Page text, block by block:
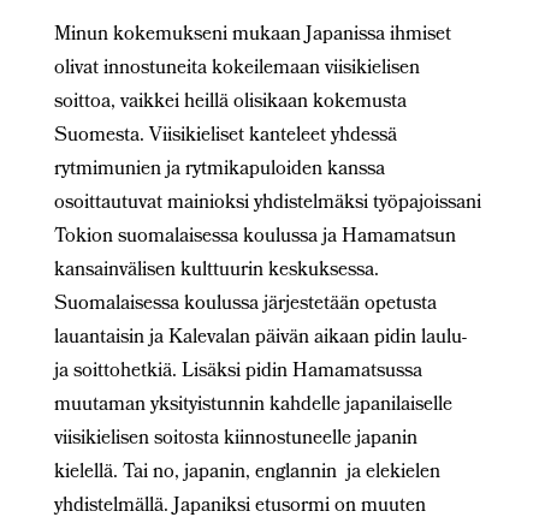
Minun kokemukseni mukaan Japanissa ihmiset
olivat innostuneita kokeilemaan viisikielisen
soittoa, vaikkei heillä olisikaan kokemusta
Suomesta. Viisikieliset kanteleet yhdessä
rytmimunien ja rytmikapuloiden kanssa
osoittautuvat mainioksi yhdistelmäksi työpajoissani
Tokion suomalaisessa koulussa ja Hamamatsun
kansainvälisen kulttuurin keskuksessa.
Suomalaisessa koulussa järjestetään opetusta
lauantaisin ja Kalevalan päivän aikaan pidin laulu-
ja soittohetkiä. Lisäksi pidin Hamamatsussa
muutaman yksityistunnin kahdelle japanilaiselle
viisikielisen soitosta kiinnostuneelle japanin
kielellä. Tai no, japanin, englannin ja elekielen
yhdistelmällä. Japaniksi etusormi on muuten